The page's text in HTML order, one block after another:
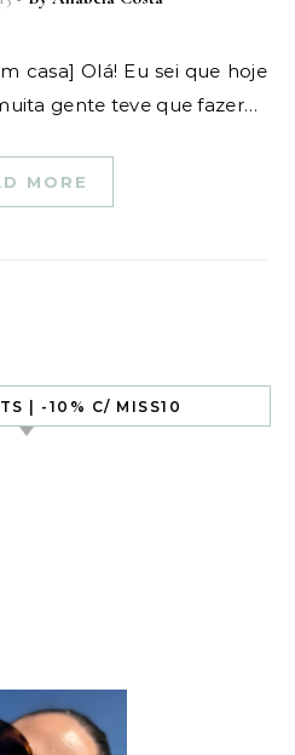
gente teve que fazer…
MORE
| -10% C/ MISS10